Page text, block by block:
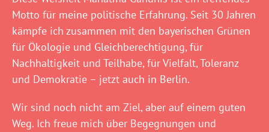
Motto für meine politische Erfahrung. Seit 30 Jahren
kämpfe ich zusammen mit den bayerischen Grünen
für Ökologie und Gleichberechtigung, für
Nachhaltigkeit und Teilhabe, für Vielfalt, Toleranz
und Demokratie – jetzt auch in Berlin.
Wir sind noch nicht am Ziel, aber auf einem guten
Weg. Ich freue mich über Begegnungen und